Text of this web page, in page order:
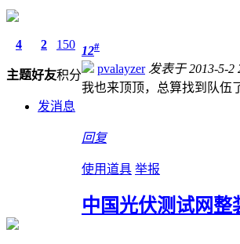
4
主题
2
好友
150
积分
发消息
12#
pvalayzer 发表于 2013-5-2
我也来顶顶，总算找到队伍
回复
使用道具 举报
中国光伏测试网